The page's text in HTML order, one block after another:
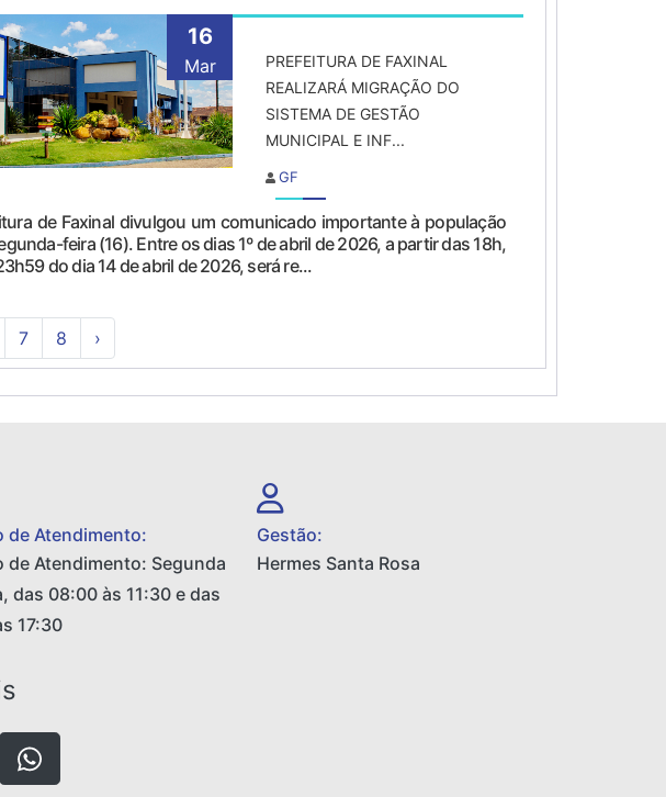
16
Mar
PREFEITURA DE FAXINAL
REALIZARÁ MIGRAÇÃO DO
SISTEMA DE GESTÃO
MUNICIPAL E INF...
GF
de Faxinal divulgou um comunicado importante à população
feira (16). Entre os dias 1º de abril de 2026, a partir das 18h,
do dia 14 de abril de 2026, será re...
7 8 ›
de Atendimento:
de Atendimento: Segunda
das 08:00 às 11:30 e das
17:30
Gestão:
Hermes Santa Rosa